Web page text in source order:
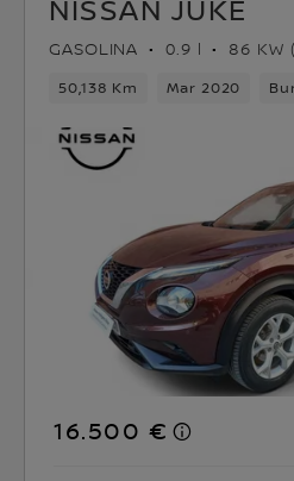
NISSAN JUKE
GASOLINA 0.9 l 86 KW
50,138 Km Mar 2020
16.500 €